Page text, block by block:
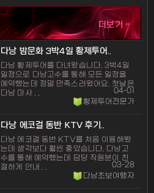
더보기»
다낭 밤문화 3박4일 황제투어..
다낭 황제투어를 다녀왔습니다. 3박4일
일정으로 다낭고수를 통해 모든 일정을
예약했는데 정말 만족스러웠어요. 첫날은
다낭 마사 . .
04-01
황제투어전문가
다낭 에코걸 동반 KTV 후기..
다낭 에코걸 동반 KTV를 처음 이용해봤
는데 생각보다 훨씬 좋았습니다. 다낭고
수를 통해 예약했는데 담당 직원분이 친
절하게 안내 . .
03-28
다낭초보여행자